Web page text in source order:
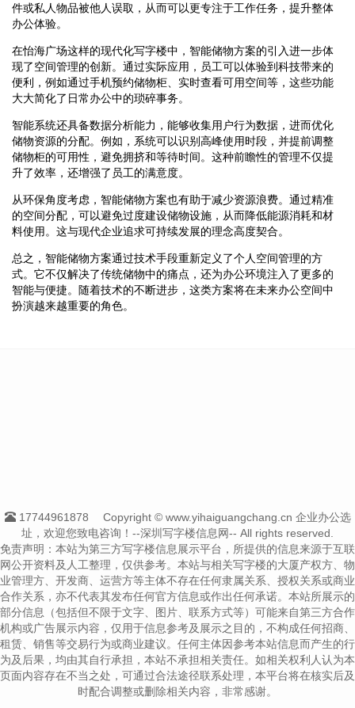
件或私人物品被他人误取，从而可以更专注于工作任务，提升整体
办公体验。
在怡海广场这样的现代化写字楼中，智能储物方案的引入进一步体
现了空间管理的创新。通过实际应用，员工可以体验到科技带来的
便利，例如通过手机预约储物柜、实时查看可用空间等，这些功能
大大简化了日常办公中的琐碎事务。
智能系统还具备数据分析能力，能够收集用户行为数据，进而优化
储物资源的分配。例如，系统可以识别高峰使用时段，并提前调整
储物柜的可用性，避免拥挤和等待时间。这种前瞻性的管理不仅提
升了效率，还增强了员工的满意度。
从环保角度考虑，智能储物方案也有助于减少资源浪费。通过精准
的空间分配，可以避免过度建设储物设施，从而降低能源消耗和材
料使用。这与现代企业追求可持续发展的理念高度契合。
总之，智能储物方案通过技术手段重新定义了个人空间管理的方
式。它不仅解决了传统储物中的痛点，还为办公环境注入了更多的
智能与便捷。随着技术的不断进步，这类方案将在未来办公空间中
扮演越来越重要的角色。
17744961878
Copyright © www.yihaiguangchang.cn 企业办公选
址，欢迎您致电咨询！--深圳写字楼信息网-- All rights reserved.
免责声明：本站为第三方写字楼信息展示平台，所提供的信息来源于互联
网公开资料及人工整理，仅供参考。本站与相关写字楼的大厦产权方、物
业管理方、开发商、运营方等主体不存在任何隶属关系、授权关系或商业
合作关系，亦不代表其发布任何官方信息或作出任何承诺。本站所展示的
部分信息（包括但不限于文字、图片、联系方式等）可能来自第三方合作
机构或广告展示内容，仅用于信息参考及展示之目的，不构成任何招商、
租赁、销售等交易行为或商业建议。任何主体因参考本站信息而产生的行
为及后果，均由其自行承担，本站不承担相关责任。如相关权利人认为本
页面内容存在不当之处，可通过合法途径联系处理，本平台将在核实后及
时配合调整或删除相关内容，非常感谢。